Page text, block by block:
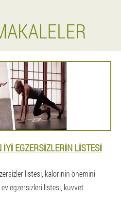
IYI EGZERSIZLERIN LISTESI
listesi, kalorinin önemini
egzersizleri listesi, kuvvet